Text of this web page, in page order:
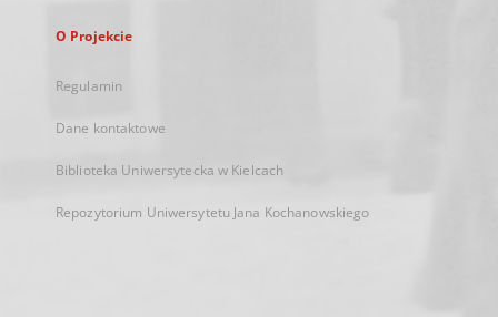
O Projekcie
Regulamin
Dane kontaktowe
Biblioteka Uniwersytecka w Kielcach
Repozytorium Uniwersytetu Jana Kochanowskiego